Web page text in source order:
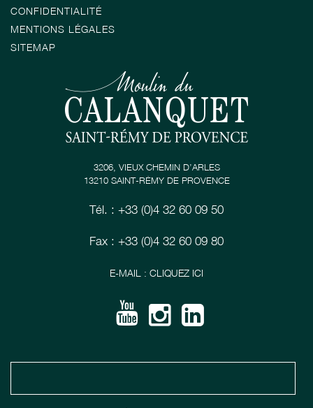
CONFIDENTIALITÉ
MENTIONS LÉGALES
SITEMAP
3206, VIEUX CHEMIN D’ARLES
13210 SAINT-RÉMY DE PROVENCE
Tél. : +33 (0)4 32 60 09 50
Fax : +33 (0)4 32 60 09 80
E-MAIL : CLIQUEZ ICI